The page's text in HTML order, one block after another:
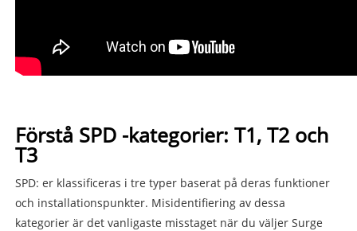
Förstå SPD -kategorier: T1, T2 och
T3
SPD: er klassificeras i tre typer baserat på deras funktioner
och installationspunkter. Misidentifiering av dessa
kategorier är det vanligaste misstaget när du väljer Surge